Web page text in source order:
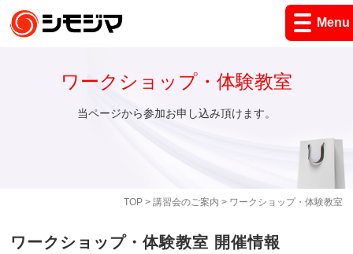
Menu
TOP> 講習会のご案内 > ワークショップ・体験教室
ワークショップ・体験教室
当ページから参加お申し込み頂けます。
ワークショップ・体験教室 開催情報